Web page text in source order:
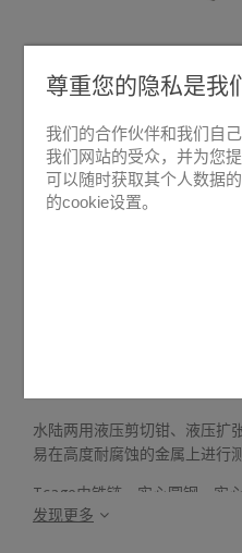
水陆两用液压剪切钳、液压扩
易在高度耐腐蚀的金属上进行测
Tcage由铁链、实心圆钢、实
发现更多
尊重您的隐私是我
我们的合作伙伴和我们自
我们网站的受众，并为您
可以随时获取其个人数据
的cookie设置。